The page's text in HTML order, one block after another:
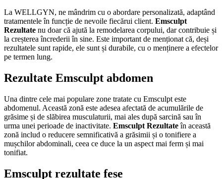
La WELLGYN, ne mândrim cu o abordare personalizată, adaptând
tratamentele în funcție de nevoile fiecărui client. Emsculpt
Rezultate nu doar că ajută la remodelarea corpului, dar contribuie și
la creșterea încrederii în sine. Este important de menționat că, deși
rezultatele sunt rapide, ele sunt și durabile, cu o menținere a efectelor
pe termen lung.
Rezultate Emsculpt abdomen
Una dintre cele mai populare zone tratate cu Emsculpt este
abdomenul. Această zonă este adesea afectată de acumulările de
grăsime și de slăbirea musculaturii, mai ales după sarcină sau în
urma unei perioade de inactivitate. Emsculpt Rezultateîn această
zonă includ o reducere semnificativă a grăsimii și o tonifiere a
mușchilor abdominali, ceea ce duce la un aspect mai ferm și mai
tonifiat.
Emsculpt rezultate fese